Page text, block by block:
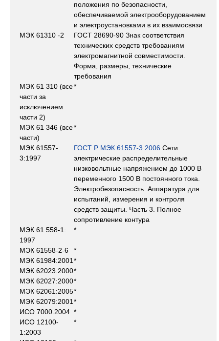
положения по безопасности,
обеспечиваемой электрооборудованием
и электроустановками в их взаимосвязи
МЭК 61310 -2
ГОСТ 28690-90 Знак соответствия
технических средств требованиям
электромагнитной совместимости.
Форма, размеры, технические
требования
МЭК 61 310 (все
части за
исключением
части 2)
*
МЭК 61 346 (все
части)
*
МЭК 61557-
3:1997
ГОСТ Р МЭК 61557-3 2006 Сети
электрические распределительные
низковольтные напряжением до 1000 В
переменного 1500 В постоянного тока.
Электробезопасность. Аппаратура для
испытаний, измерения и контроля
средств защиты. Часть 3. Полное
сопротивление контура
МЭК 61 558-1:
1997
*
МЭК 61558-2-6
*
МЭК 61984:2001 *
МЭК 62023:2000*
МЭК 62027:2000*
МЭК 62061:2005*
МЭК 62079:2001 *
ИСО 7000:2004 *
ИСО 12100-
1:2003
*